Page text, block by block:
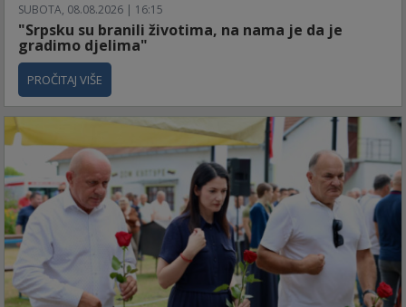
SUBOTA, 08.08.2026 | 16:15
"Srpsku su branili životima, na nama je da je
gradimo djelima"
PROČITAJ VIŠE